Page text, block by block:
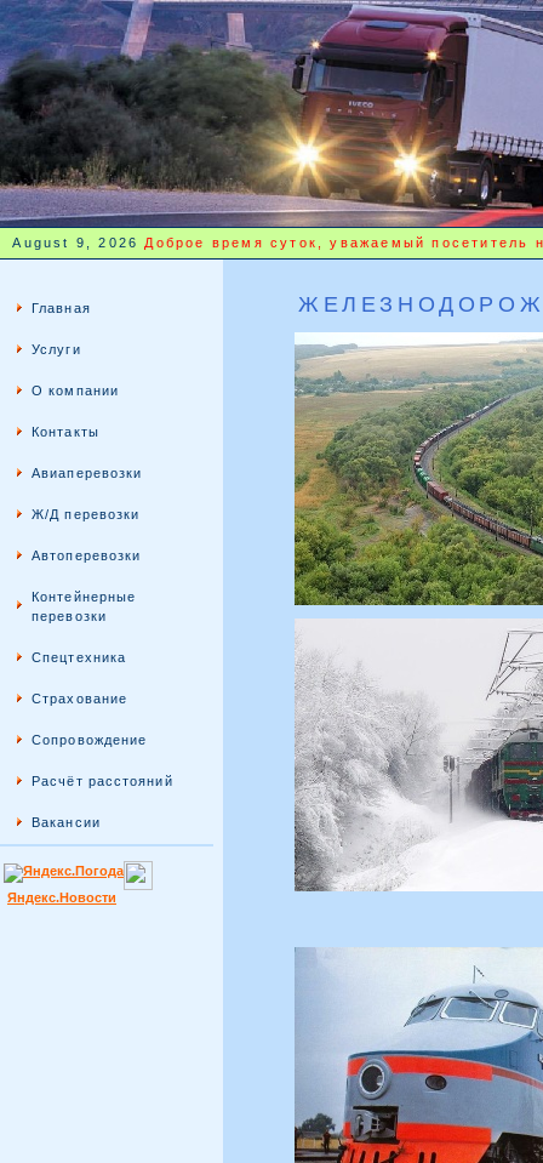
August 9, 2026 Доброе время суток, уважаемый посетитель
Главная
Услуги
О компании
Контакты
Авиаперевозки
Ж/Д перевозки
Автоперевозки
Контейнерные
перевозки
Спецтехника
Страхование
Сопровождение
Расчёт расстояний
Вакансии
Яндекс.Новости